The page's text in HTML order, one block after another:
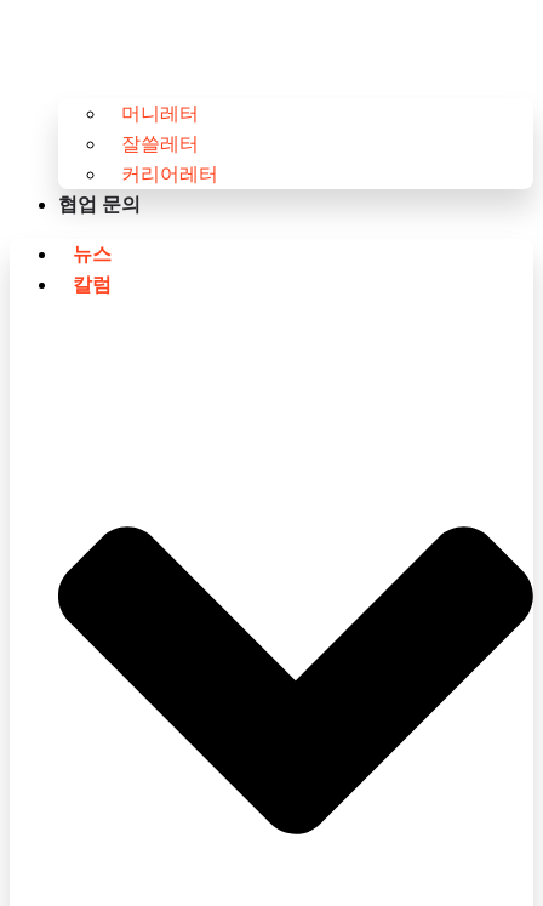
머니레터
잘쓸레터
커리어레터
협업 문의
뉴스
칼럼